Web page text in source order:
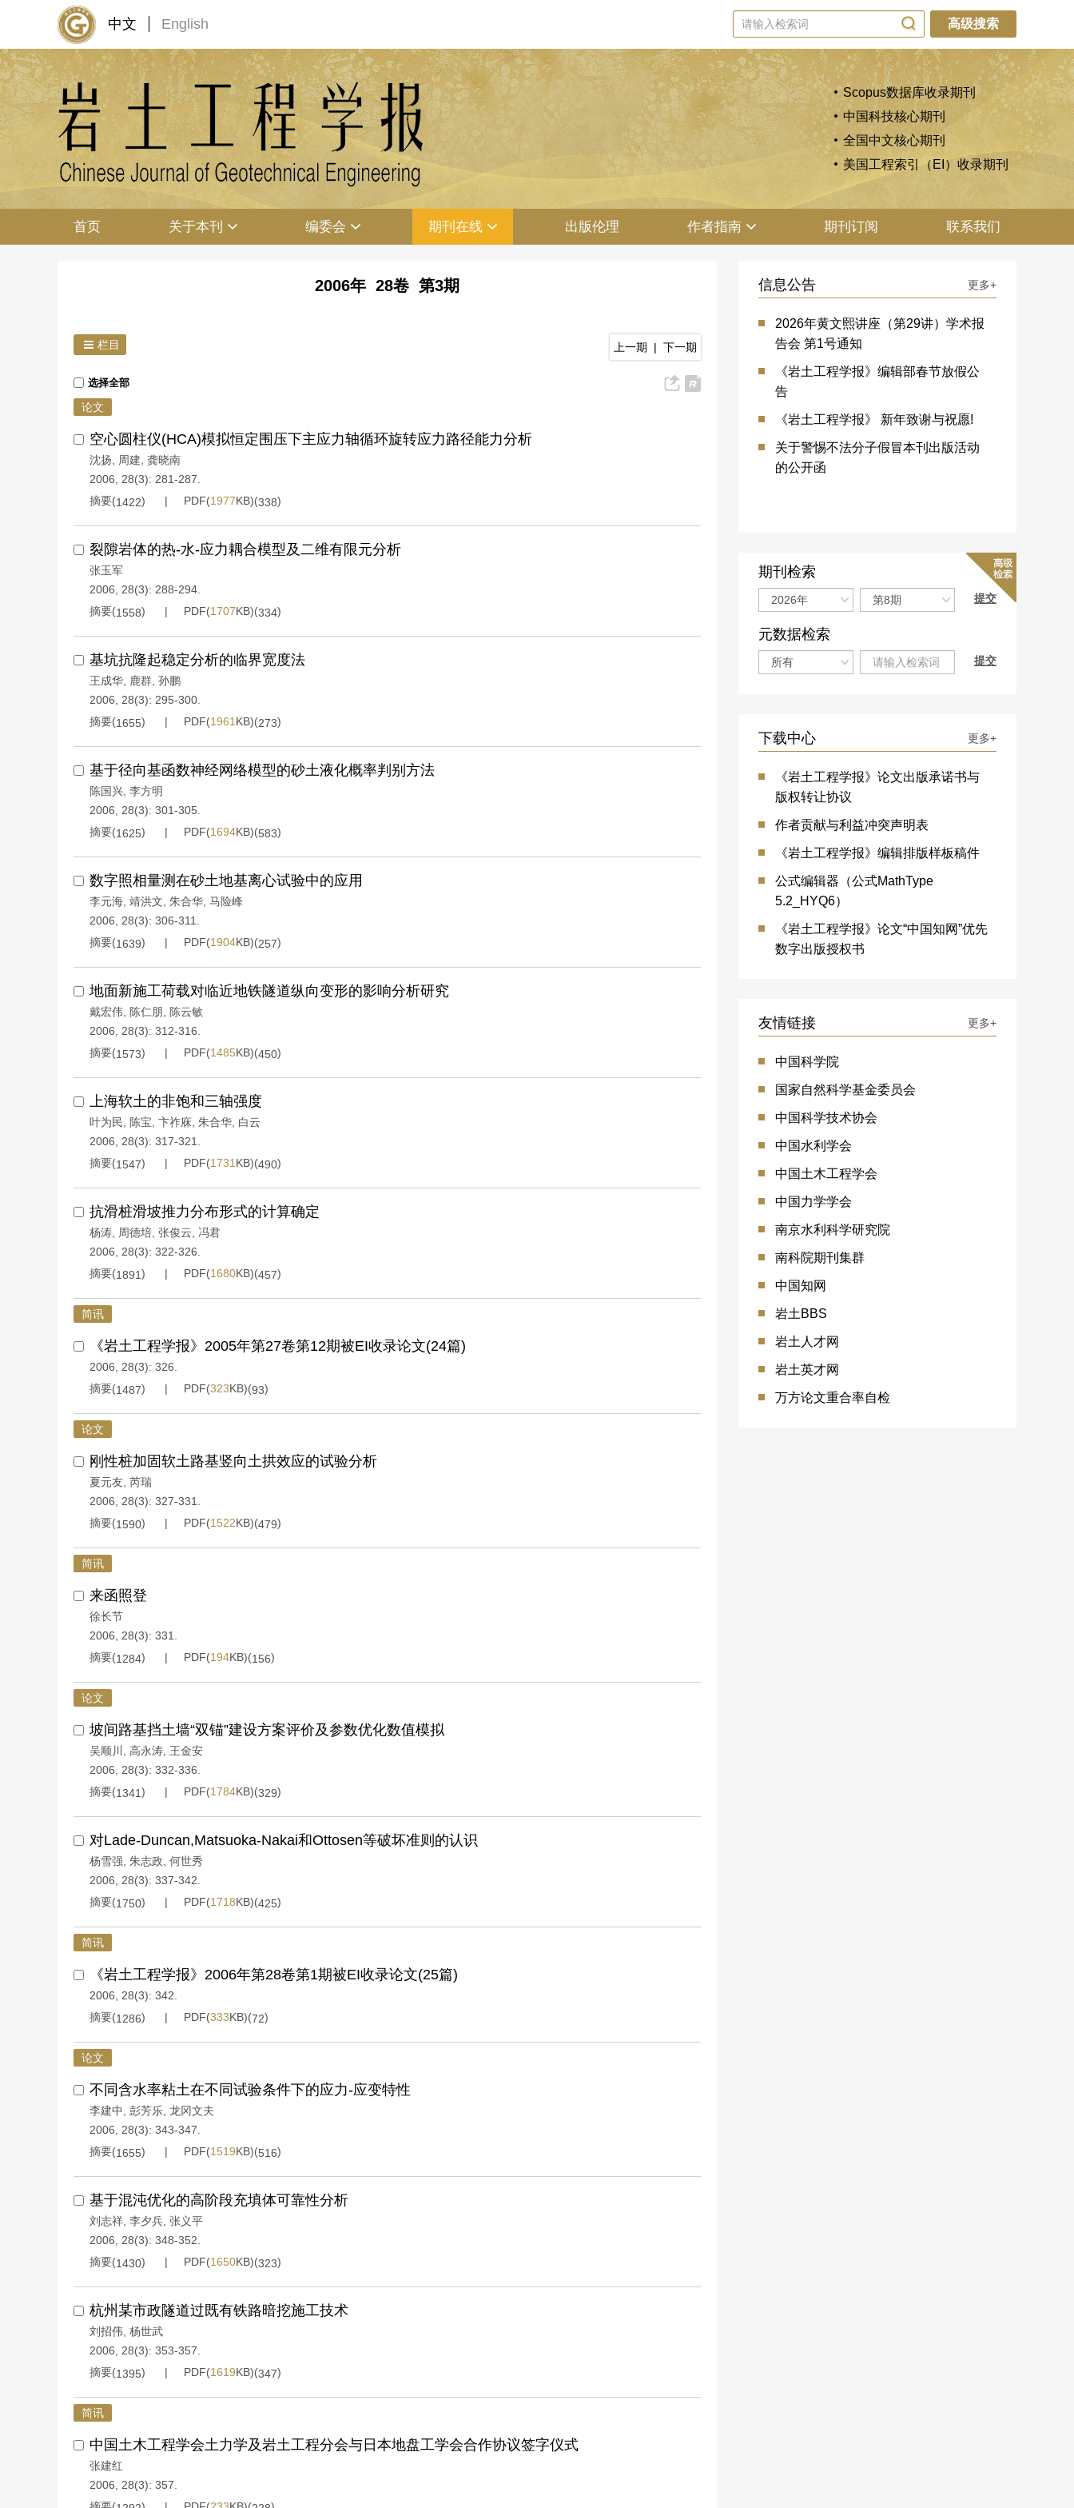
中文 English 高级搜索
Scopus数据库收录期刊
中国科技核心期刊
全国中文核心期刊
美国工程索引（EI）收录期刊
首页 关于本刊 编委会 期刊在线 出版伦理 作者指南 期刊订阅 联系我们
2006年 28卷 第3期
栏目 上一期 | 下一期
选择全部
论文
空心圆柱仪(HCA)模拟恒定围压下主应力轴循环旋转应力路径能力分析
沈扬 周建 龚晓南
2006, 28(3): 281-287.
摘要(1422) PDF(1977KB)(338)
裂隙岩体的热-水-应力耦合模型及二维有限元分析
张玉军
2006, 28(3): 288-294.
摘要(1558) PDF(1707KB)(334)
基坑抗隆起稳定分析的临界宽度法
王成华 鹿群 孙鹏
2006, 28(3): 295-300.
摘要(1655) PDF(1961 KB)(273)
基于径向基函数神经网络模型的砂土液化概率判别方法
陈国兴 李方明
2006, 28(3): 301-305.
摘要(1625) PDF(1694KB)(583)
数字照相量测在砂土地基离心试验中的应用
李元海 靖洪文 朱合华 马险峰
2006, 28(3): 306-311.
摘要(1639) PDF(1904KB)(257)
地面新施工荷载对临近地铁隧道纵向变形的影响分析研究
戴宏伟 陈仁朋
陈云敏
2006, 28(3): 312-316.
摘要(1573) PDF(1485KB)(450)
上海软土的非饱和三轴强度
叶为民 陈宝 卞祚庥 朱合华 白云
2006, 28(3): 317-321.
摘要(1547) PDF(1731 KB)(490)
抗滑桩滑坡推力分布形式的计算确定
杨涛 周德培 张俊云
冯君
2006, 28(3): 322-326.
摘要(1891) PDF(1680KB)(457)
简讯
《岩土工程学报》2005年第27卷第12期被EI收录论文(24篇)
2006, 28(3): 326.
摘要(1487) PDF(323KB)(93)
论文
刚性桩加固软土路基竖向土拱效应的试验分析
夏元友 芮瑞
2006, 28(3): 327-331.
摘要(1590) PDF(1522KB)(479)
简讯
来函照登
徐长节
2006, 28(3): 331.
摘要(1284) PDF(194KB)(156)
论文
坡间路基挡土墙“双锚”建设方案评价及参数优化数值模拟
吴顺川 高永涛 王金安
2006, 28(3): 332-336.
摘要(1341) PDF(1784KB)(329)
对Lade-Duncan,Matsuoka-Nakai和Ottosen等破坏准则的认识
杨雪强 朱志政 何世秀
2006, 28(3): 337-342.
摘要(1750) PDF(1718KB)(425)
简讯
《岩土工程学报》2006年第28卷第1期被EI收录论文(25篇)
2006, 28(3): 342.
摘要(1286) PDF(333KB)(72)
论文
不同含水率粘土在不同试验条件下的应力-应变特性
李建中 彭芳乐 龙冈文夫
2006, 28(3): 343-347.
摘要(1655) PDF(1519KB)(516)
基于混沌优化的高阶段充填体可靠性分析
刘志祥 李夕兵 张义平
2006, 28(3): 348-352.
摘要(1430) PDF(1650KB)(323)
杭州某市政隧道过既有铁路暗挖施工技术
刘招伟 杨世武
2006, 28(3): 353-357.
摘要(1395) PDF(1619KB)(347)
简讯
中国土木工程学会土力学及岩土工程分会与日本地盘工学会合作协议签字仪式
张建红
2006, 28(3): 357.
信息公告 更多+
2026年黄文熙讲座（第29讲）学术报
告会 第1号通知
《岩土工程学报》编辑部春节放假公
告
《岩土工程学报》 新年致谢与祝愿!
关于警惕不法分子假冒本刊出版活动
的公开函
期刊检索
元数据检索
下载中心 更多+
《岩土工程学报》论文出版承诺书与
版权转让协议
作者贡献与利益冲突声明表
《岩土工程学报》编辑排版样板稿件
公式编辑器（公式MathType
5.2_HYQ6）
《岩土工程学报》论文“中国知网”优先
数字出版授权书
友情链接 更多+
中国科学院
国家自然科学基金委员会
中国科学技术协会
中国水利学会
中国土木工程学会
中国力学学会
南京水利科学研究院
南科院期刊集群
中国知网
岩土BBS
岩土人才网
岩土英才网
万方论文重合率自检